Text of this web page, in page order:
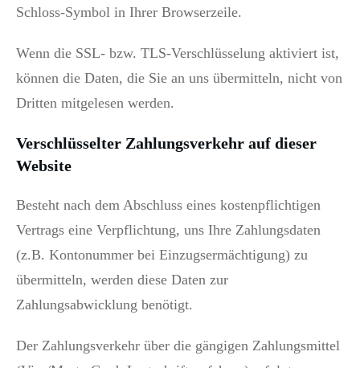
Schloss-Symbol in Ihrer Browserzeile.
Wenn die SSL- bzw. TLS-Verschlüsselung aktiviert ist,
können die Daten, die Sie an uns übermitteln, nicht von
Dritten mitgelesen werden.
Verschlüsselter Zahlungsverkehr auf dieser
Website
Besteht nach dem Abschluss eines kostenpflichtigen
Vertrags eine Verpflichtung, uns Ihre Zahlungsdaten
(z.B. Kontonummer bei Einzugsermächtigung) zu
übermitteln, werden diese Daten zur
Zahlungsabwicklung benötigt.
Der Zahlungsverkehr über die gängigen Zahlungsmittel